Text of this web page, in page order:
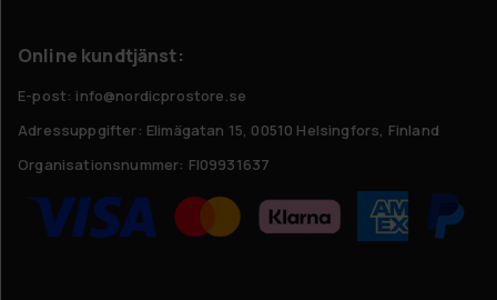
Online kundtjänst:
E-post: info@nordicprostore.se
Adressuppgifter: Elimägatan 15, 00510 Helsingfors, Finland
Organisationsnummer: FI09931637